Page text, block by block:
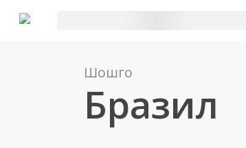
контент
Шошго
Бразил